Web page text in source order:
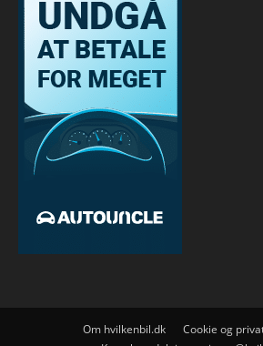
Om hvilkenbil.dk
Cookie og